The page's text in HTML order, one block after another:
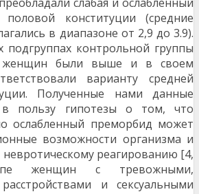
сла­бая и ослабленный
кон­ституции (средние
в диапазоне от 2,9 до 3.9).
под­группах контрольной группы
жен­щин были выше и в своем
варианту средней
Полу­ченные нами данные
в пользу гипотезы о том, что
ослаблен­ный преморбид может
воз­можности организма и
невроти­ческому реагированию [4,
женщин с тревожными,
и сексуальными